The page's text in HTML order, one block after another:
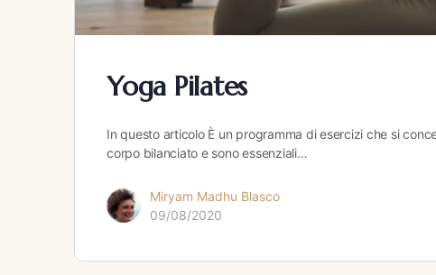
Yoga Pilates
In questo articolo È un programma di esercizi che si
corpo bilanciato e sono essenziali…
Miryam Madhu Blasco
09/08/2020